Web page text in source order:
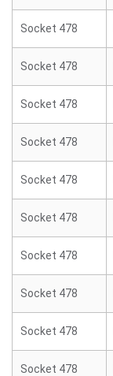
Socket 478
Socket 478
Socket 478
Socket 478
Socket 478
Socket 478
Socket 478
Socket 478
Socket 478
Socket 478